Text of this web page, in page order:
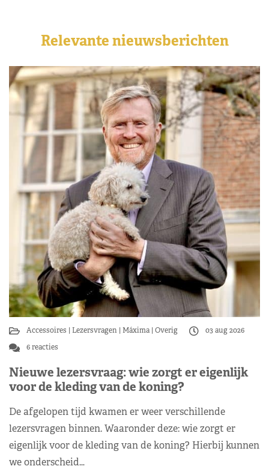
Relevante nieuwsberichten
Accessoires Lezersvragen Máxima Overig
03 aug 2026
6 reacties
Nieuwe lezersvraag: wie zorgt er eigenlijk
voor de kleding van de koning?
De afgelopen tijd kwamen er weer verschillende
lezersvragen binnen. Waaronder deze: wie zorgt er
eigenlijk voor de kleding van de koning? Hierbij kunnen
we onderscheid…